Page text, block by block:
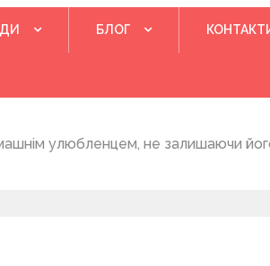
БЛОГ
улюбленцем, не залишаючи